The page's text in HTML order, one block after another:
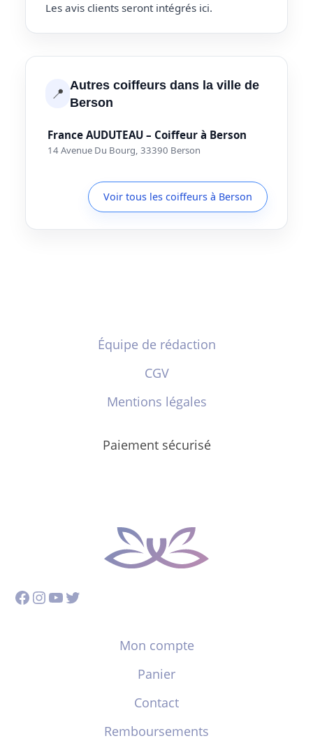
Les avis clients seront intégrés ici.
📍 Autres coiffeurs dans la ville de
Berson
France AUDUTEAU – Coiffeur à Berson
14 Avenue Du Bourg, 33390 Berson
Voir tous les coiffeurs à Berson
Équipe de rédaction
CGV
Mentions légales
Paiement sécurisé
Facebook
Instagram
YouTube
Twitter
Mon compte
Panier
Contact
Remboursements